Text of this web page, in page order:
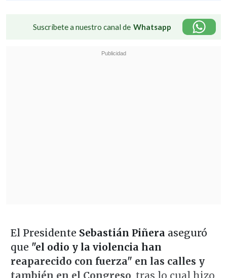
Suscríbete a nuestro canal de Whatsapp
El Presidente Sebastián Piñera aseguró
que "el odio y la violencia han
reaparecido con fuerza" en las calles y
también en el Congreso , tras lo cual hizo